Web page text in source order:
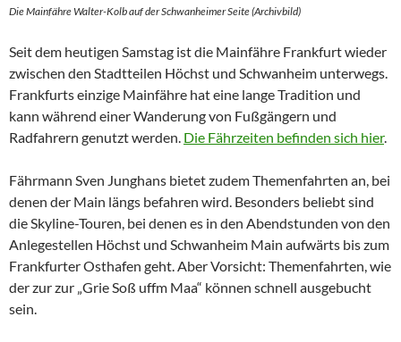
Die Mainfähre Walter-Kolb auf der Schwanheimer Seite (Archivbild)
Seit dem heutigen Samstag ist die Mainfähre Frankfurt wieder
zwischen den Stadtteilen Höchst und Schwanheim unterwegs.
Frankfurts einzige Mainfähre hat eine lange Tradition und
kann während einer Wanderung von Fußgängern und
Radfahrern genutzt werden. Die Fährzeiten befinden sich hier.
Fährmann Sven Junghans bietet zudem Themenfahrten an, bei
denen der Main längs befahren wird. Besonders beliebt sind
die Skyline-Touren, bei denen es in den Abendstunden von den
Anlegestellen Höchst und Schwanheim Main aufwärts bis zum
Frankfurter Osthafen geht. Aber Vorsicht: Themenfahrten, wie
der zur zur „Grie Soß uffm Maa“ können schnell ausgebucht
sein.